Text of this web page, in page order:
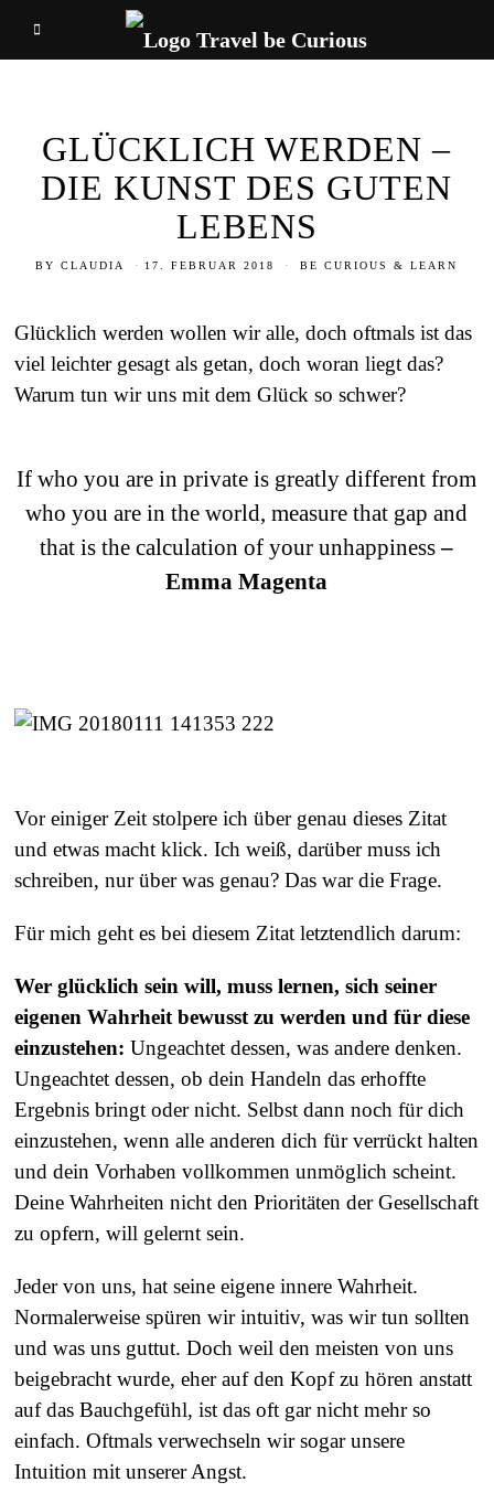
GLÜCKLICH WERDEN –
DIE KUNST DES GUTEN
LEBENS
BYCLAUDIA 17. FEBRUAR 2018 BE CURIOUS & LEARN
Glücklich werden wollen wir alle, doch oftmals ist das
viel leichter gesagt als getan, doch woran liegt das?
Warum tun wir uns mit dem Glück so schwer?
If who you are in private is greatly different from
who you are in the world, measure that gap and
that is the calculation of your unhappiness–
Emma Magenta
Vor einiger Zeit stolpere ich über genau dieses Zitat
und etwas macht klick. Ich weiß, darüber muss ich
schreiben, nur über was genau? Das war die Frage.
Für mich geht es bei diesem Zitat letztendlich darum:
Wer glücklich sein will, muss lernen, sich seiner
eigenen Wahrheit bewusst zu werden und für diese
einzustehen:Ungeachtet dessen, was andere denken.
Ungeachtet dessen, ob dein Handeln das erhoffte
Ergebnis bringt oder nicht. Selbst dann noch für dich
einzustehen, wenn alle anderen dich für verrückt halten
und dein Vorhaben vollkommen unmöglich scheint.
Deine Wahrheiten nicht den Prioritäten der Gesellschaft
zu opfern, will gelernt sein.
Jeder von uns, hat seine eigene innere Wahrheit.
Normalerweise spüren wir intuitiv, was wir tun sollten
und was uns guttut. Doch weil den meisten von uns
beigebracht wurde, eher auf den Kopf zu hören anstatt
auf das Bauchgefühl, ist das oft gar nicht mehr so
einfach. Oftmals verwechseln wir sogar unsere
Intuition mit unserer Angst.